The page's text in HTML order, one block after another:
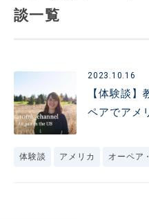
談一覧
2023.10.16
【体験談
ペアでアメ
体験談 アメリカ オーペア